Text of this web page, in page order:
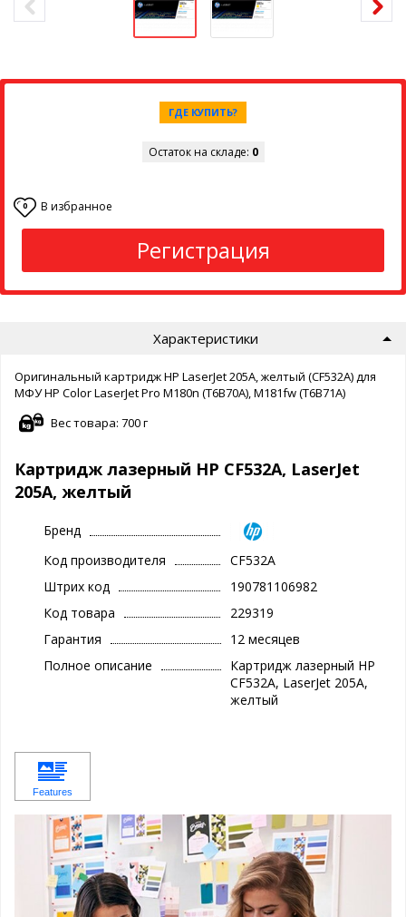
ГДЕ КУПИТЬ?
Остаток на складе: 0
0 В избранное
Регистрация
Характеристики
Оригинальный картридж HP LaserJet 205A, желтый (CF532A) для
МФУ HP Color LaserJet Pro M180n (T6B70A), M181fw (T6B71A)
Вес товара: 700 г
Картридж лазерный HP CF532A, LaserJet
205A, желтый
Бренд
Код производителя
CF532A
Штрих код
190781106982
Код товара
229319
Гарантия
12 месяцев
Полное описание
Картридж лазерный HP
CF532A, LaserJet 205A,
желтый